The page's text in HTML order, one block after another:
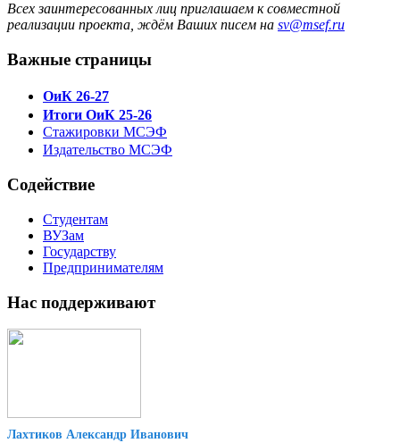
Всех заинтересованных лиц приглашаем к совместной
реализации проекта, ждём Ваших писем на sv@msef.ru
Важные страницы
ОиК 26-27
Итоги ОиК 25-26
Стажировки МСЭФ
Издательство МСЭФ
Содействие
Студентам
ВУЗам
Государству
Предпринимателям
Нас поддерживают
Лахтиков Александр Иванович